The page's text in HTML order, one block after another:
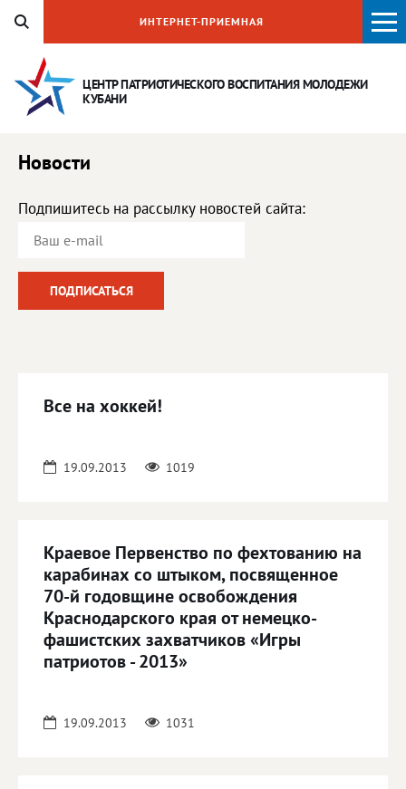
ЦЕНТР ПАТРИОТИЧЕСКОГО ВОСПИТАНИЯМОЛОДЕЖИ
КУБАНИ
ИНТЕРНЕТ-ПРИЕМНАЯ
Новости
Подпишитесь на рассылку новостей сайта:
Все на хоккей!
19.09.2013 1019
Краевое Первенство по фехтованию на
карабинах со штыком, посвященное
70-й годовщине освобождения
Краснодарского края от немецко-
фашистских захватчиков «Игры
патриотов - 2013»
19.09.2013 1031